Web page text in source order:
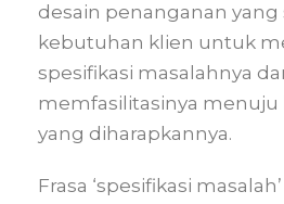
desain penanganan yang
kebutuhan klien untuk
spesifikasi masalahnya
memfasilitasinya menuju
yang diharapkannya.
Frasa ‘spesifikasi